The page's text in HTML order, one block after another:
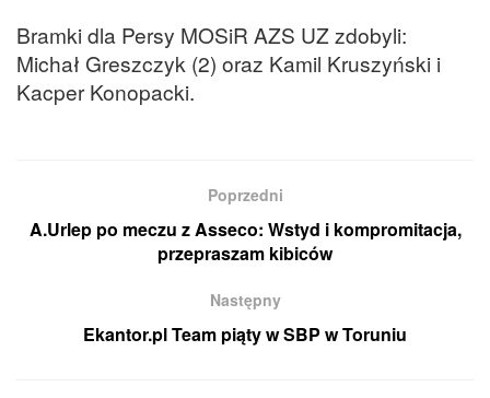
Bramki dla Persy MOSiR AZS UZ zdobyli:
Michał Greszczyk (2) oraz Kamil Kruszyński i
Kacper Konopacki.
Poprzedni
A.Urlep po meczu z Asseco: Wstyd i kompromitacja,
przepraszam kibiców
Następny
Ekantor.pl Team piąty w SBP w Toruniu